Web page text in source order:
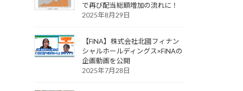
で再び配当総額増加の流れに！
2025年8月29日
【FiNA】株式会社北國フィナン
シャルホールディングス×FiNAの
企画動画を公開
2025年7月28日